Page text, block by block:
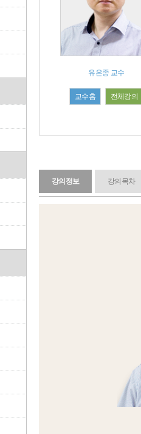
유은종 교수
교수홈 전체강의
강의정보 강의목차